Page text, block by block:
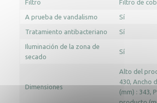
Filtro Filtro de
A prueba de vandalismo Sí
Tratamiento antibacteriano Sí
Iluminación de la zona de
secado
Sí
Dimensiones
Alto del
430 Ancho
(mm) : 343